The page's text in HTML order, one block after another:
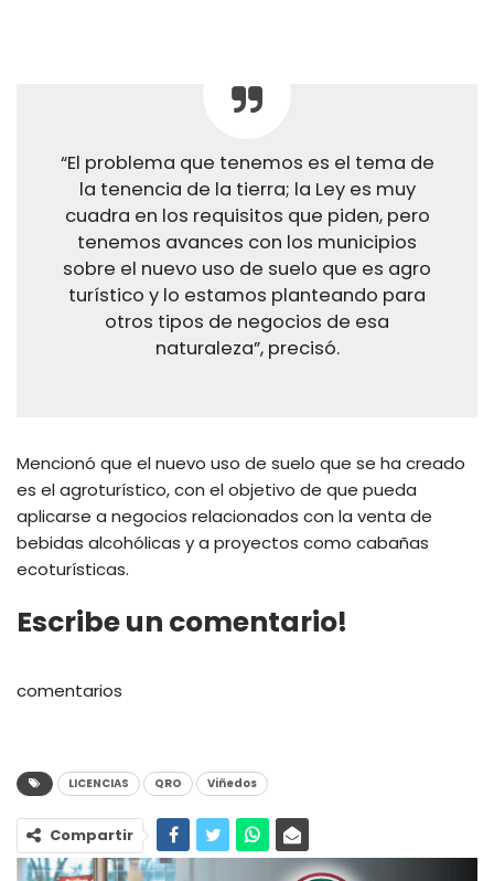
“El problema que tenemos es el tema de
la tenencia de la tierra; la Ley es muy
cuadra en los requisitos que piden, pero
tenemos avances con los municipios
sobre el nuevo uso de suelo que es agro
turístico y lo estamos planteando para
otros tipos de negocios de esa
naturaleza”, precisó.
Mencionó que el nuevo uso de suelo que se ha creado
es el agroturístico, con el objetivo de que pueda
aplicarse a negocios relacionados con la venta de
bebidas alcohólicas y a proyectos como cabañas
ecoturísticas.
Escribe un comentario!
comentarios
LICENCIAS QRO Viñedos
Compartir